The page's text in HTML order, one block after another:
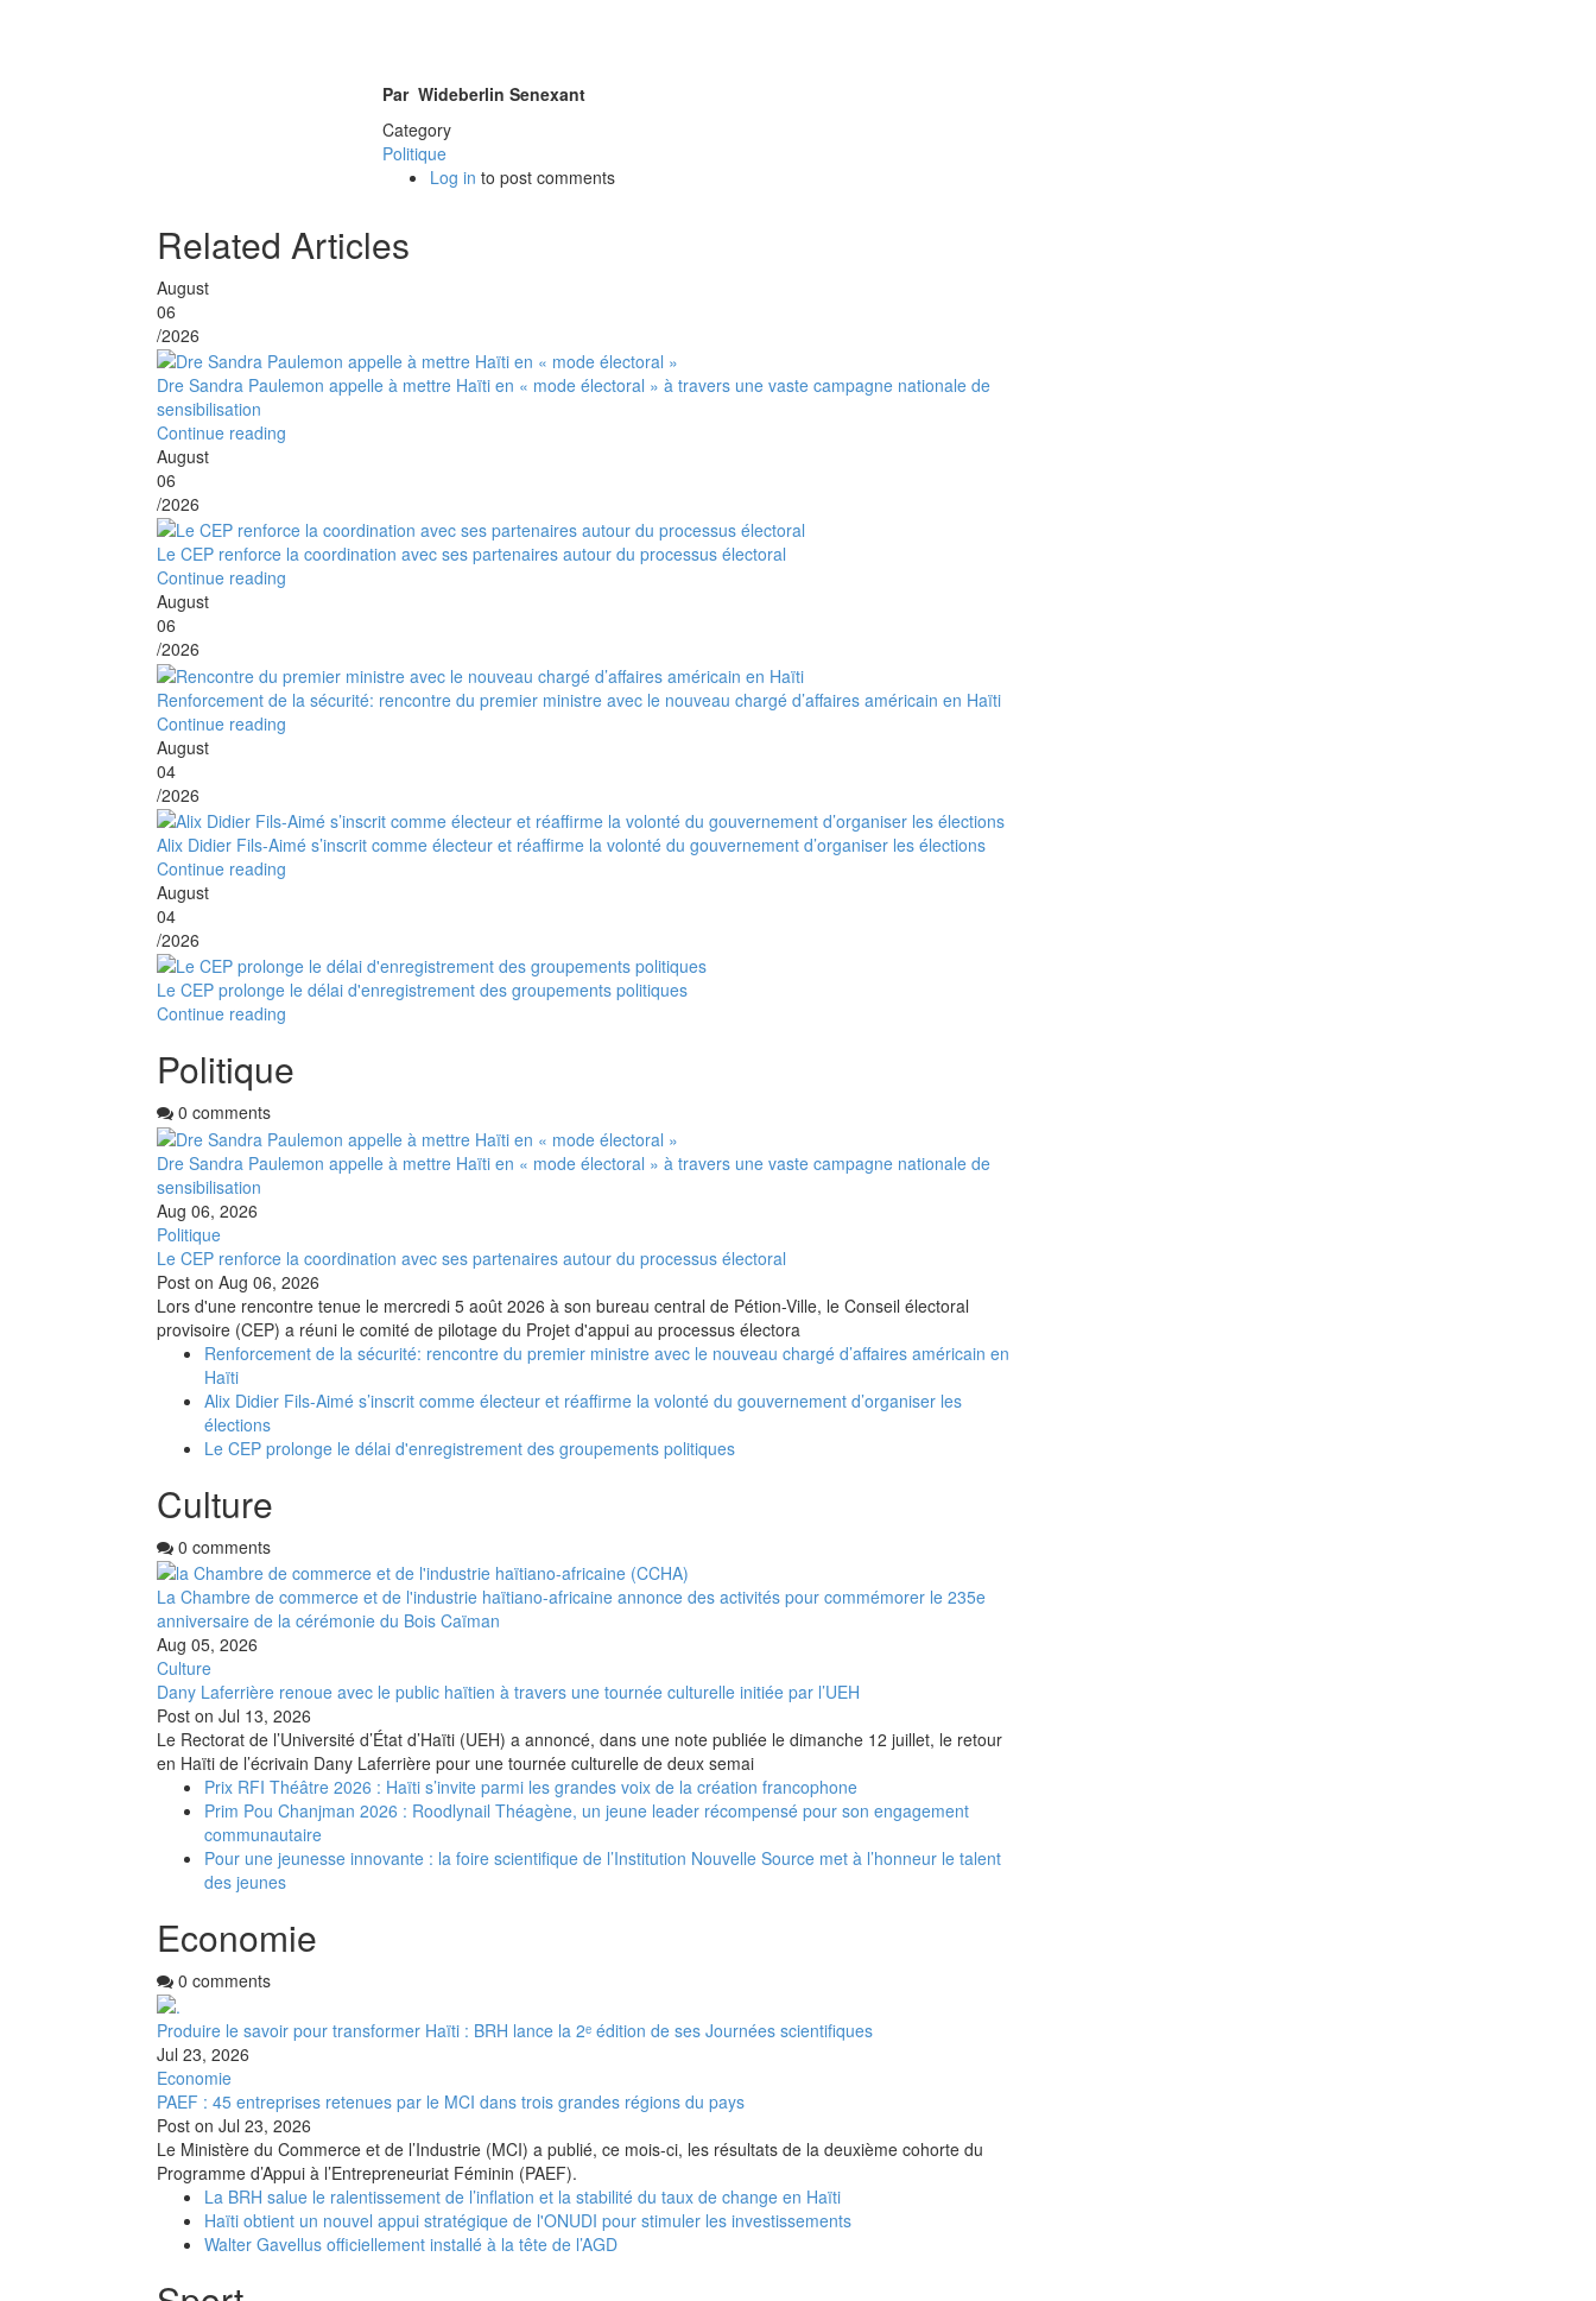
Par Wideberlin Senexant
Category
Politique
Log in to post comments
Related Articles
August
06
/2026
Dre Sandra Paulemon appelle à mettre Haïti en « mode électoral » à travers une vaste campagne nationale de
sensibilisation
Continue reading
August
06
/2026
Le CEP renforce la coordination avec ses partenaires autour du processus électoral
Continue reading
August
06
/2026
Renforcement de la sécurité: rencontre du premier ministre avec le nouveau chargé d’affaires américain en Haïti
Continue reading
August
04
/2026
Alix Didier Fils-Aimé s’inscrit comme électeur et réaffirme la volonté du gouvernement d’organiser les élections
Continue reading
August
04
/2026
Le CEP prolonge le délai d'enregistrement des groupements politiques
Continue reading
Politique
0 comments
Dre Sandra Paulemon appelle à mettre Haïti en « mode électoral » à travers une vaste campagne nationale de
sensibilisation
Aug 06, 2026
Politique
Le CEP renforce la coordination avec ses partenaires autour du processus électoral
Post on Aug 06, 2026
Lors d'une rencontre tenue le mercredi 5 août 2026 à son bureau central de Pétion-Ville, le Conseil électoral
provisoire (CEP) a réuni le comité de pilotage du Projet d'appui au processus électora
Renforcement de la sécurité: rencontre du premier ministre avec le nouveau chargé d’affaires américain en
Haïti
Alix Didier Fils-Aimé s’inscrit comme électeur et réaffirme la volonté du gouvernement d’organiser les
élections
Le CEP prolonge le délai d'enregistrement des groupements politiques
Culture
0 comments
La Chambre de commerce et de l'industrie haïtiano-africaine annonce des activités pour commémorer le 235e
anniversaire de la cérémonie du Bois Caïman
Aug 05, 2026
Culture
Dany Laferrière renoue avec le public haïtien à travers une tournée culturelle initiée par l’UEH
Post on Jul 13, 2026
Le Rectorat de l’Université d’État d’Haïti (UEH) a annoncé, dans une note publiée le dimanche 12 juillet, le retour
en Haïti de l’écrivain Dany Laferrière pour une tournée culturelle de deux semai
Prix RFI Théâtre 2026 : Haïti s’invite parmi les grandes voix de la création francophone
Prim Pou Chanjman 2026 : Roodlynail Théagène, un jeune leader récompensé pour son engagement
communautaire
Pour une jeunesse innovante : la foire scientifique de l’Institution Nouvelle Source met à l’honneur le talent
des jeunes
Economie
0 comments
Produire le savoir pour transformer Haïti : BRH lance la 2ᵉ édition de ses Journées scientifiques
Jul 23, 2026
Economie
PAEF : 45 entreprises retenues par le MCI dans trois grandes régions du pays
Post on Jul 23, 2026
Le Ministère du Commerce et de l’Industrie (MCI) a publié, ce mois-ci, les résultats de la deuxième cohorte du
Programme d’Appui à l’Entrepreneuriat Féminin (PAEF).
La BRH salue le ralentissement de l’inflation et la stabilité du taux de change en Haïti
Haïti obtient un nouvel appui stratégique de l'ONUDI pour stimuler les investissements
Walter Gavellus officiellement installé à la tête de l’AGD